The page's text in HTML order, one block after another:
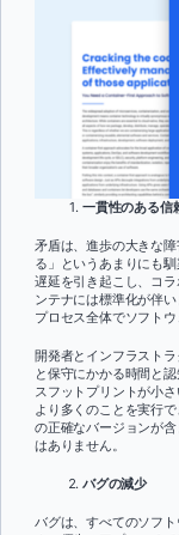
一貫性のある信
矛盾は、進歩の大きな
る」というあまりにも
遅延を引き起こし、コ
ンテナには標準化が伴
プロセス全体でソフト
開発者とインフラスト
と保守にかかる時間と
スフットプリントが小
より多くのことを実行
の正確なバージョンが
はありません。
バグの減少
バグは、すべてのソフ